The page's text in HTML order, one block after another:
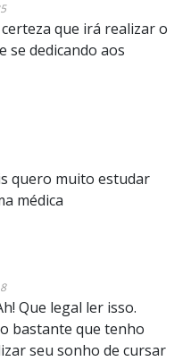
que irá realizar o
se dedicando aos
quero muito estudar
médica
Que legal ler isso.
bastante que tenho
seu sonho de cursar